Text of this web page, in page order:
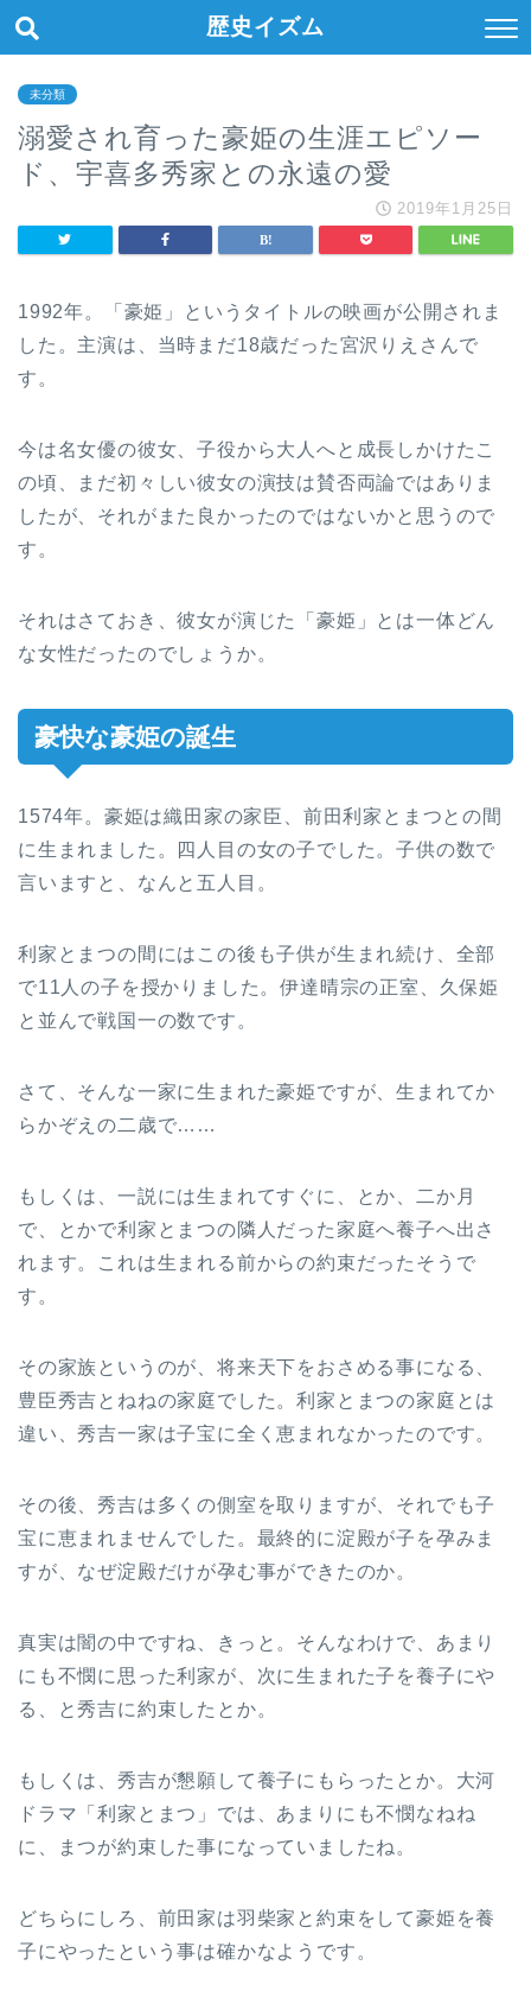
歴史イズム
未分類
溺愛され育った豪姫の生涯エピソー
ド、宇喜多秀家との永遠の愛
2019年1月25日
1992年。「豪姫」というタイトルの映画が公開されま
した。主演は、当時まだ18歳だった宮沢りえさんで
す。
今は名女優の彼女、子役から大人へと成長しかけたこ
の頃、まだ初々しい彼女の演技は賛否両論ではありま
したが、それがまた良かったのではないかと思うので
す。
それはさておき、彼女が演じた「豪姫」とは一体どん
な女性だったのでしょうか。
豪快な豪姫の誕生
1574年。豪姫は織田家の家臣、前田利家とまつとの間
に生まれました。四人目の女の子でした。子供の数で
言いますと、なんと五人目。
利家とまつの間にはこの後も子供が生まれ続け、全部
で11人の子を授かりました。伊達晴宗の正室、久保姫
と並んで戦国一の数です。
さて、そんな一家に生まれた豪姫ですが、生まれてか
らかぞえの二歳で……
もしくは、一説には生まれてすぐに、とか、二か月
で、とかで利家とまつの隣人だった家庭へ養子へ出さ
れます。これは生まれる前からの約束だったそうで
す。
その家族というのが、将来天下をおさめる事になる、
豊臣秀吉とねねの家庭でした。利家とまつの家庭とは
違い、秀吉一家は子宝に全く恵まれなかったのです。
その後、秀吉は多くの側室を取りますが、それでも子
宝に恵まれませんでした。最終的に淀殿が子を孕みま
すが、なぜ淀殿だけが孕む事ができたのか。
真実は闇の中ですね、きっと。そんなわけで、あまり
にも不憫に思った利家が、次に生まれた子を養子にや
る、と秀吉に約束したとか。
もしくは、秀吉が懇願して養子にもらったとか。大河
ドラマ「利家とまつ」では、あまりにも不憫なねね
に、まつが約束した事になっていましたね。
どちらにしろ、前田家は羽柴家と約束をして豪姫を養
子にやったという事は確かなようです。